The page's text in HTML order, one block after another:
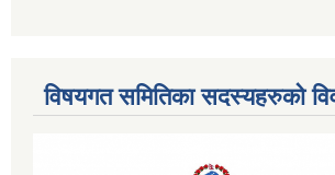
विषयगत समितिका सदस्यहरुको